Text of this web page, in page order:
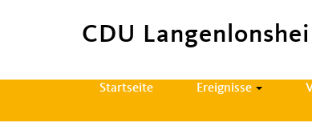
CDU
Hauptnavigation
Startseite Ereignisse